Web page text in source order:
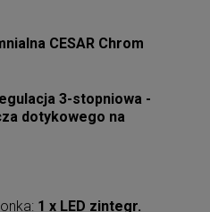
CESAR Chrom
3-stopniowa -
dotykowego na
1 x LED zintegr.